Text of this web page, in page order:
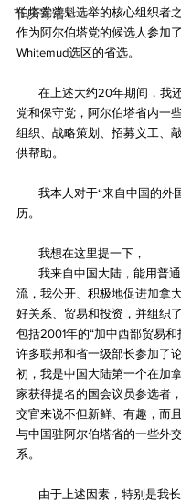
节庆寄语
伯塔党党魁选举的核心组织者
作为阿尔伯塔党的候选人参加
Whitemud选区的省选。
在上述大约20年期间，我
党和保守党，阿尔伯塔省内一
组织、战略策划、招募义工、
供帮助。
我本人对于“来自中国的外
历。
我想在这里提一下，
我来自中国大陆，能用普通
流，我公开、积极地促进加拿
好关系、贸易和投资，并组织
包括2001年的“加中西部贸易
许多联邦和省一级部长参加了
初，我是中国大陆第一个在加
家获得提名的国会议员参选者
交官来说不但新鲜、有趣，而
与中国驻阿尔伯塔省的一些外
系。
由于上述因素，特别是我长